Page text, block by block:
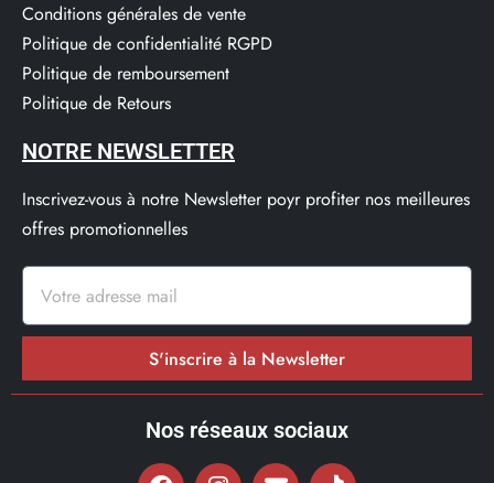
Conditions générales de vente
Politique de confidentialité RGPD
Politique de remboursement
Politique de Retours
NOTRE NEWSLETTER
Inscrivez-vous à notre Newsletter poyr profiter nos meilleures
offres promotionnelles
S'inscrire à la Newsletter
Nos réseaux sociaux